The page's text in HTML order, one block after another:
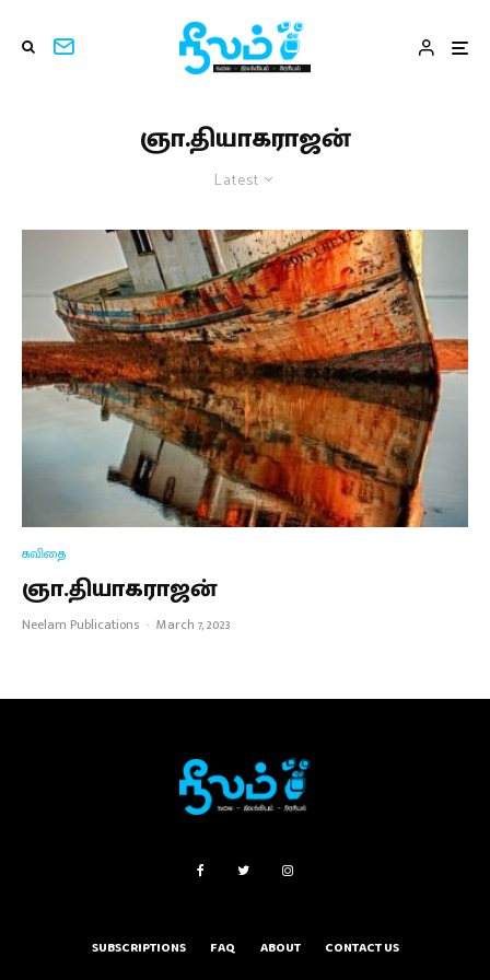
ஞா.தியாகராஜன்
Latest
கவிதை
ஞா.தியாகராஜன்
Neelam Publications · March 7, 2023
SUBSCRIPTIONS FAQ ABOUT CONTACT US